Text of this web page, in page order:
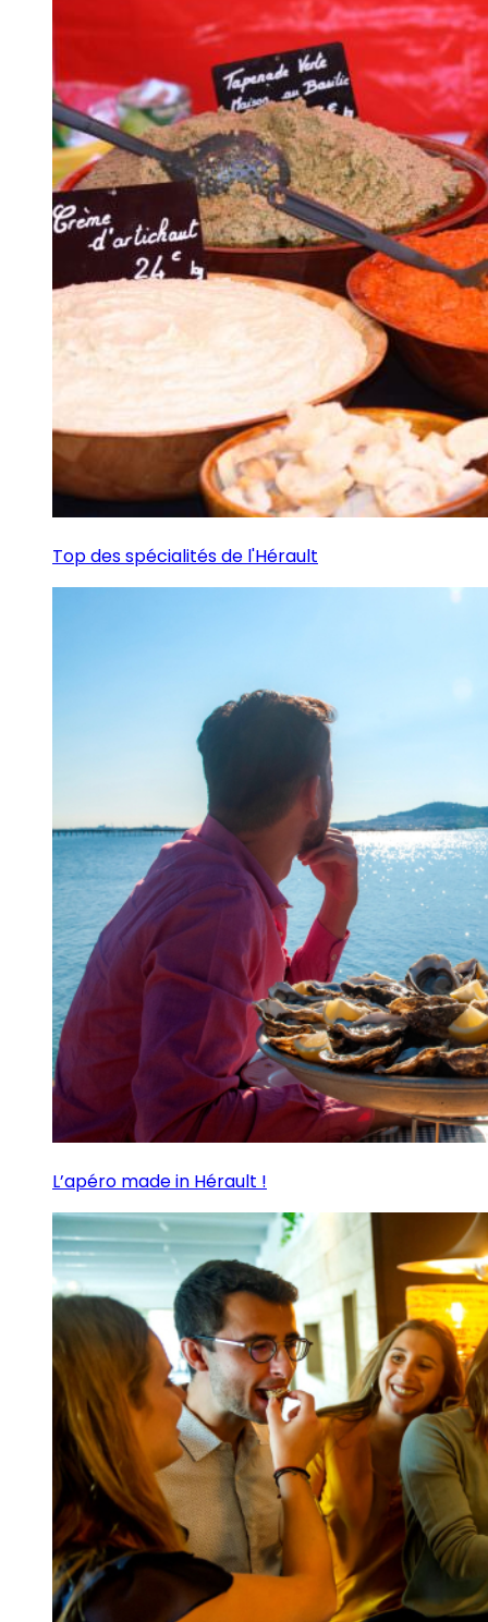
Top des spécialités de l'Hérault
L’apéro made in Hérault !